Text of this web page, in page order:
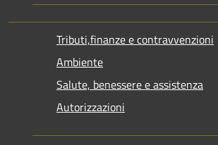
Tributi,finanze e contravvenzioni
Ambiente
Salute, benessere e assistenza
Autorizzazioni